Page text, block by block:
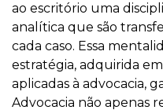
ao escritório uma
analítica que são
cada caso. Essa
estratégia, adquirida
aplicadas à advocacia,
Advocacia não apenas